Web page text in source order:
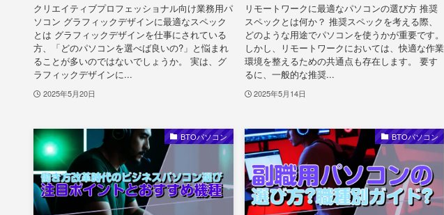
クリエイティブプロフェッショナル向け業務用パ
ソコン グラフィックデザインに最適なスペック
とは グラフィックデザインを仕事にされている
方、「どのパソコンを選べば良いの?」と悩まれ
ることが多いのではないでしょうか。 実は、グ
ラフィックデザインに...
2025年5月20日
リモートワークに最適なパソコンの選び方 推奨
スペックとは何か？ 推奨スペックを考える際、
どのような用途でパソコンを使うかが重要です。
しかし、リモートワークにおいては、快適な作業
環境を整えるための共通点も存在します。 要す
るに、一般的な推奨...
2025年5月14日
BTOパソコン BTOパソコン